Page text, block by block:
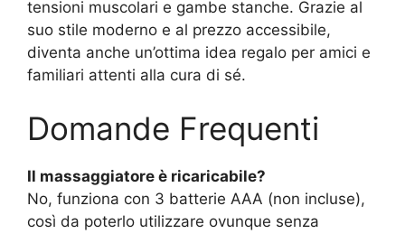
tensioni muscolari e gambe stanche. Grazie al
suo stile moderno e al prezzo accessibile,
diventa anche un’ottima idea regalo per amici e
familiari attenti alla cura di sé.
Domande Frequenti
Il massaggiatore è ricaricabile?
No, funziona con 3 batterie AAA (non incluse),
così da poterlo utilizzare ovunque senza